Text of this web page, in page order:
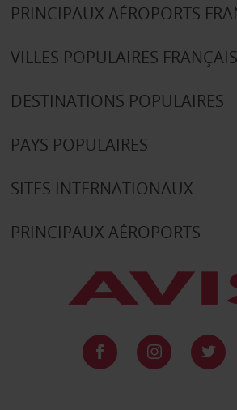
PRINCIPAUX AÉROPORTS
VILLES POPULAIRES
DESTINATIONS POPULAIRES
PAYS POPULAIRES
SITES INTERNATIONAUX
PRINCIPAUX AÉROPORTS